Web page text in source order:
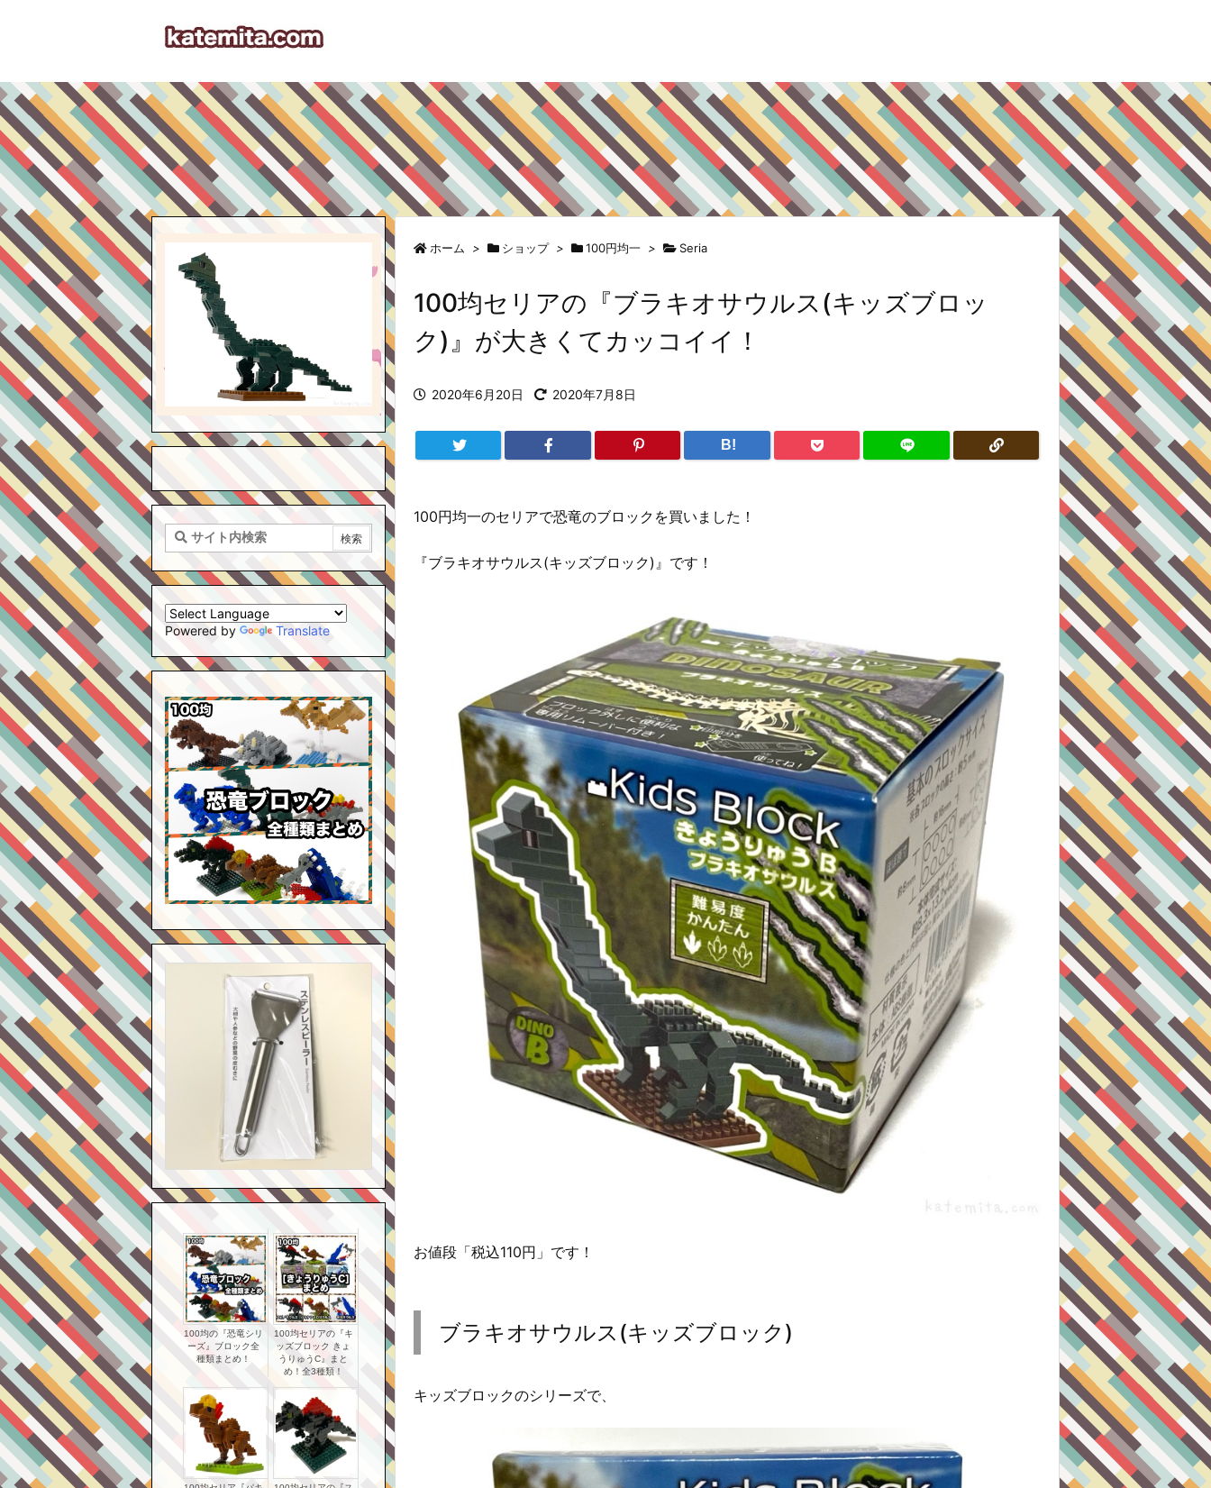
ホーム > ショップ > 100円均一 > Seria
100均セリアの『ブラキオサウルス(キッズブロッ
ク)』が大きくてカッコイイ！
2020年6月20日 2020年7月8日
B!
100円均一のセリアで恐竜のブロックを買いました！
『ブラキオサウルス(キッズブロック)』です！
お値段「税込110円」です！
ブラキオサウルス(キッズブロック)
キッズブロックのシリーズで、
Powered by Translate
100均の『恐竜シリ
ーズ』ブロック全
種類まとめ！
100均セリアの『キ
ッズブロック きょ
うりゅうC』まと
め！全3種類！